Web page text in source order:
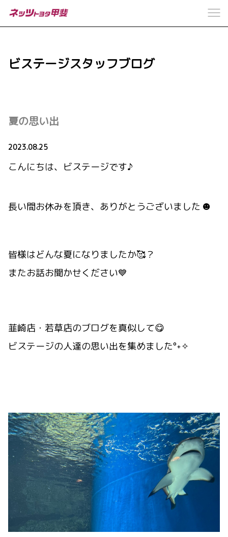
ビステージスタッフブログ
夏の思い出
2023.08.25
こんにちは、ビステージです♪
長い間お休みを頂き、ありがとうございました ☻
皆様はどんな夏になりましたか🥰？
またお話お聞かせください💙
韮崎店・若草店のブログを真似して😋
ビステージの人達の思い出を集めました°˖✧